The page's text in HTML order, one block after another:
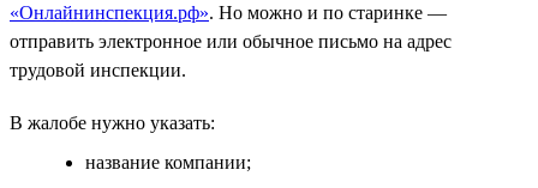
«Онлайнинспекция.рф». Но можно и по старинке —
отправить электронное или обычное письмо на адрес
трудовой инспекции.
В жалобе нужно указать:
название компании;